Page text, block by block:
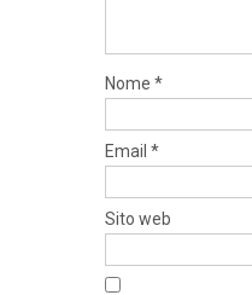
Nome *
Email *
Sito web